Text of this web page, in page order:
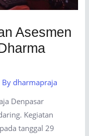
Asesmen
dharmapraja
Denpasar
Kegiatan
tanggal 29